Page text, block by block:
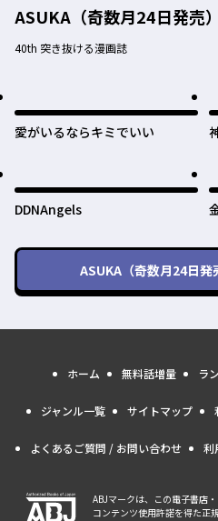
ASUKA（奇数月24日発売）
40th 突き抜ける漫画誌
愛がいるならキミでいい
DDNAngels
ASUKA（奇数月24日発
ホーム 無料話増量 ラ
ジャンル一覧 サイトマップ
よくあるご質問 / お問い合わせ 利
ABJマークは、この電子書店
コンテンツ使用許諾を得た正